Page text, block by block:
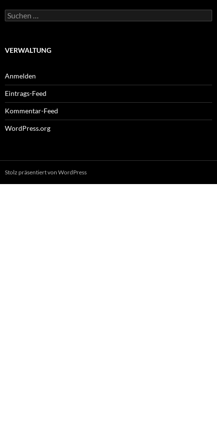
Suchen
nach:
VERWALTUNG
Anmelden
Eintrags-Feed
Kommentar-Feed
WordPress.org
Stolz präsentiert von WordPress